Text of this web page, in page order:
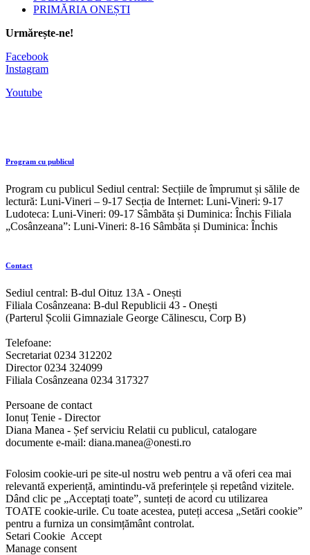
PRIMĂRIA ONEȘTI
Urmărește-ne!
Facebook
Instagram
Youtube
Program cu publicul
Program cu publicul Sediul central: Secțiile de împrumut și sălile de
lectură: Luni-Vineri – 9-17 Secția de Internet: Luni-Vineri: 9-17
Ludoteca: Luni-Vineri: 09-17 Sâmbăta și Duminica: Închis Filiala
„Cosânzeana”: Luni-Vineri: 8-16 Sâmbăta și Duminica: Închis
Contact
Sediul central: B-dul Oituz 13A - Onești
Filiala Cosânzeana: B-dul Republicii 43 - Onești
(Parterul Școlii Gimnaziale George Călinescu, Corp B)
Telefoane:
Secretariat 0234 312202
Director 0234 324099
Filiala Cosânzeana 0234 317327
Persoane de contact
Ionuț Tenie - Director
Diana Manea - Șef serviciu Relatii cu publicul, catalogare
documente e-mail: diana.manea@onesti.ro
Folosim cookie-uri pe site-ul nostru web pentru a vă oferi cea mai
relevantă experiență, amintindu-vă preferințele și repetând vizitele.
Dând clic pe „Acceptați toate”, sunteți de acord cu utilizarea
TOATE cookie-urile. Cu toate acestea, puteți accesa „Setări cookie”
pentru a furniza un consimțământ controlat.
Setari Cookie Accept
Manage consent